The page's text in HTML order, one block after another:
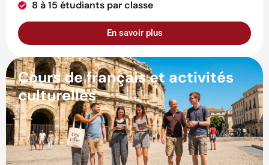
8 à 15 étudiants par classe
En savoir plus
Cours de français et activités
culturelles